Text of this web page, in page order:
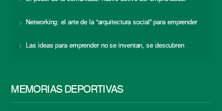
Networking: el arte de la “arquitectura social” para emprender
Las ideas para emprender no se inventan, se descubren
MEMORIAS DEPORTIVAS